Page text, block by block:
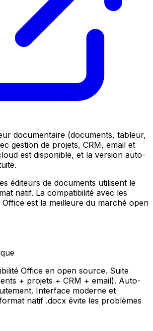
documentaire (documents, tableur,
gestion de projets, CRM, email et
est disponible, et la version auto-
éditeurs de documents utilisent le
natif. La compatibilité avec les
est la meilleure du marché open
Office en open source. Suite
+ projets + CRM + email). Auto-
Interface moderne et
natif .docx évite les problèmes